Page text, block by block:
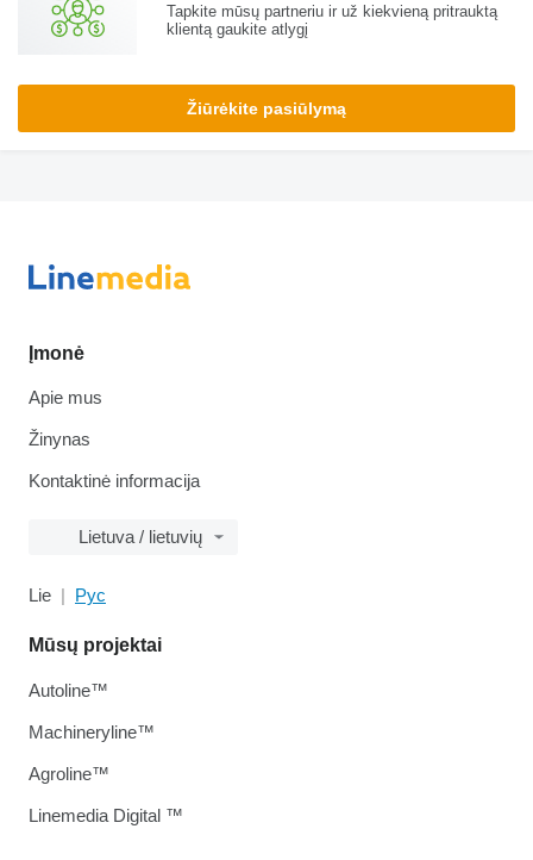
Tapkite mūsų partneriu ir už kiekvieną pritrauktą
klientą gaukite atlygį
Žiūrėkite pasiūlymą
Įmonė
Apie mus
Žinynas
Kontaktinė informacija
Lietuva / lietuvių
Lie Рус
Mūsų projektai
Autoline™
Machineryline™
Agroline™
Linemedia Digital ™